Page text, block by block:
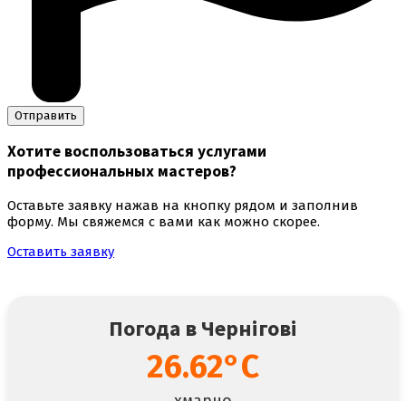
Хотите воспользоваться услугами
профессиональных мастеров?
Оставьте заявку нажав на кнопку рядом и заполнив
форму. Мы свяжемся с вами как можно скорее.
Оставить заявку
Погода в Чернігові
26.62°C